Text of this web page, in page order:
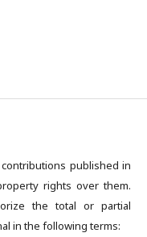
published in
rights over them.
the total or partial
in the following terms: